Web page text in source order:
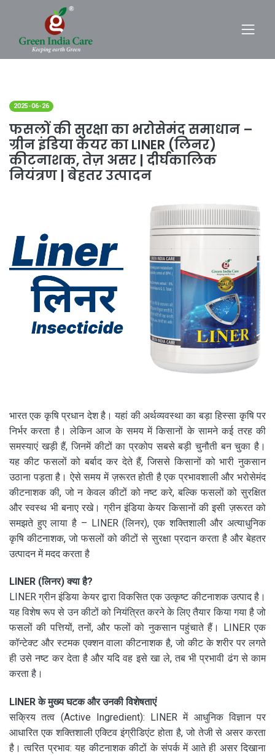
2025-06-26
फसलों की सुरक्षा का भरोसेमंद समाधान –
ग्रीन इंडिया केयर का LINER (लिनर)
कीटनाशक, तेज़ असर | दीर्घकालिक
नियंत्रण | बेहतर उत्पादन
भारत एक कृषि प्रधान देश है। यहां की अर्थव्यवस्था का बड़ा हिस्सा कृषि पर
निर्भर करता है। लेकिन आज के समय में किसानों के सामने कई तरह की
समस्याएं खड़ी हैं, जिनमें कीटों का प्रकोप सबसे बड़ी चुनौती बन चुका है।
यह कीट फसलों को बर्बाद कर देते हैं, जिससे किसानों को भारी नुकसान
उठाना पड़ता है। ऐसे समय में ज़रूरत होती है एक प्रभावशाली और भरोसेमंद
कीटनाशक की, जो न केवल कीटों को नष्ट करे, बल्कि फसलों को सुरक्षित
और स्वस्थ भी बनाए रखे। ग्रीन इंडिया केयर किसानों की इसी ज़रूरत को
समझते हुए लाया है – LINER (लिनर), एक शक्तिशाली और अत्याधुनिक
कृषि कीटनाशक, जो फसलों को कीटों से सुरक्षा प्रदान करता है और बेहतर
उत्पादन में मदद करता है
LINER (लिनर) क्या है?
LINER ग्रीन इंडिया केयर द्वारा विकसित एक उत्कृष्ट कीटनाशक उत्पाद है।
यह विशेष रूप से उन कीटों को नियंत्रित करने के लिए तैयार किया गया है जो
फसलों की पत्तियों, तनों, और फलों को नुकसान पहुंचाते हैं। LINER एक
कॉन्टेक्ट और स्टमक एक्शन वाला कीटनाशक है, जो कीट के शरीर पर लगते
ही उसे नष्ट कर देता है और यदि वह इसे खा ले, तब भी प्रभावी ढंग से काम
करता है।
LINER के मुख्य घटक और उनकी विशेषताएं
सक्रिय तत्व (Active Ingredient): LINER में आधुनिक विज्ञान पर
आधारित एक शक्तिशाली एक्टिव इंग्रीडिएंट होता है, जो तेजी से असर करता
है। त्वरित प्रभाव: यह कीटनाशक कीटों के संपर्क में आते ही असर दिखाना